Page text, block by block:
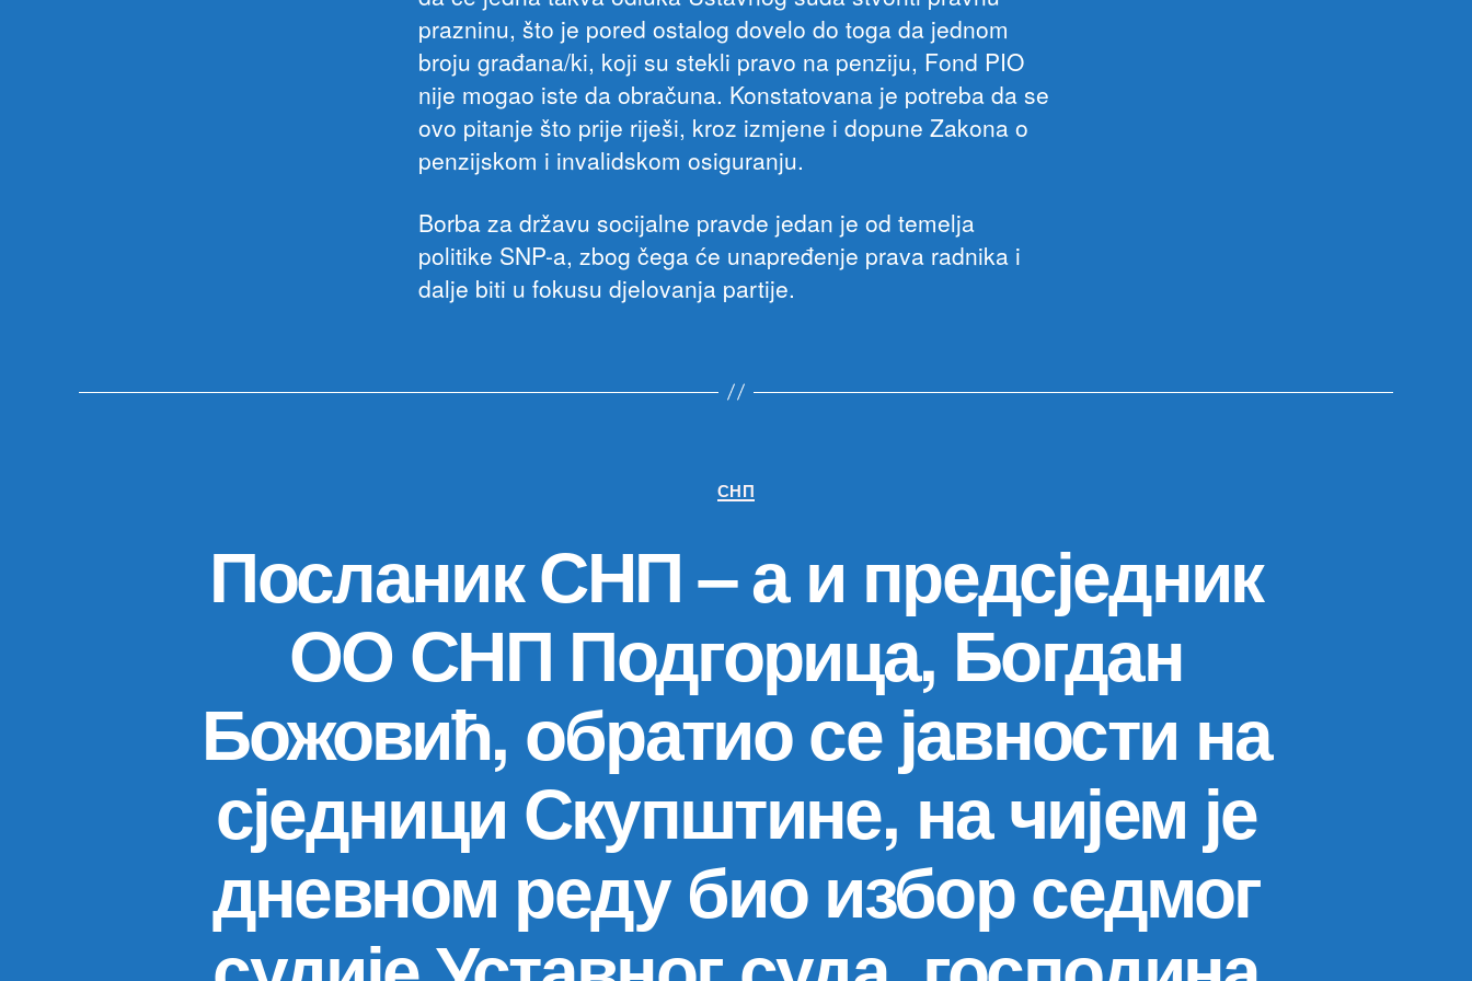
prazninu, što je pored ostalog dovelo do toga da jednom
broju građana/ki, koji su stekli pravo na penziju, Fond PIO
nije mogao iste da obračuna. Konstatovana je potreba da se
ovo pitanje što prije riješi, kroz izmjene i dopune Zakona o
penzijskom i invalidskom osiguranju.
Borba za državu socijalne pravde jedan je od temelja
politike SNP-a, zbog čega će unapređenje prava radnika i
dalje biti u fokusu djelovanja partije.
Категорије
СНП
Посланик СНП – а и предсједник
ОО СНП Подгорица, Богдан
Божовић, обратио се јавности на
сједници Скупштине, на чијем је
дневном реду био избор седмог